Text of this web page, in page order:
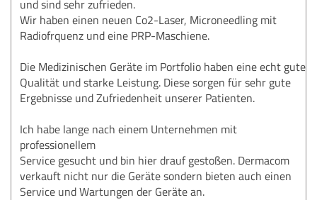
und sind sehr zufrieden.
Wir haben einen neuen Co2-Laser, Microneedling mit
Radiofrquenz und eine PRP-Maschiene.
Die Medizinischen Geräte im Portfolio haben eine echt gute
Qualität und starke Leistung. Diese sorgen für sehr gute
Ergebnisse und Zufriedenheit unserer Patienten.
Ich habe lange nach einem Unternehmen mit
professionellem
Service gesucht und bin hier drauf gestoßen. Dermacom
verkauft nicht nur die Geräte sondern bieten auch einen
Service und Wartungen der Geräte an.